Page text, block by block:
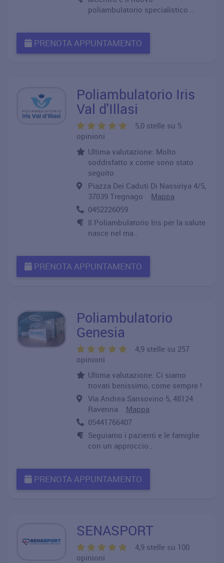
poliambulatorio specialistico ..
PRENOTA APPUNTAMENTO
Poliambulatorio Iris
Val d'Illasi
5,0 stelle su 5
opinioni
Ultima valutazione: Molto
soddisfatto x come sono stato
seguito
Piazza Dei Caduti Di Nassiriya 4/5,
37039 Tregnago Mappa
0452226059
Il Poliambulatorio Iris per la salute
nasce nel ma..
PRENOTA APPUNTAMENTO
Poliambulatorio
Genesia
4,9 stelle su 257
opinioni
Ultima valutazione: Ci siamo
trovati benissimo, come sempre !
Via Andrea Sansovino 5, 48124
Ravenna Mappa
05441766407
Seguiamo i pazienti e le famiglie
con un approccio..
PRENOTA APPUNTAMENTO
SENASPORT
4,9 stelle su 100
opinioni